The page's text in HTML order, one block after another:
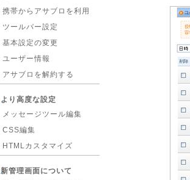
携帯からアサブロを利用
ツールバー設定
基本設定の変更
ユーザー情報
アサブロを解約する
より高度な設定
メッセージツール編集
CSS編集
HTMLカスタマイズ
新管理画面について